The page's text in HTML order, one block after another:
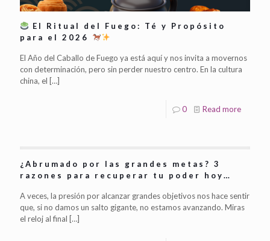
El Ritual del Fuego: Té y Propósito
para el 2026
El Año del Caballo de Fuego ya está aquí y nos invita a movernos
con determinación, pero sin perder nuestro centro. En la cultura
china, el […]
0 Read more
¿Abrumado por las grandes metas? 3
razones para recuperar tu poder hoy…
A veces, la presión por alcanzar grandes objetivos nos hace sentir
que, si no damos un salto gigante, no estamos avanzando. Miras
el reloj al final […]